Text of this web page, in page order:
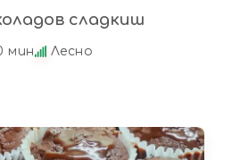
сладкиш
мин Лесно